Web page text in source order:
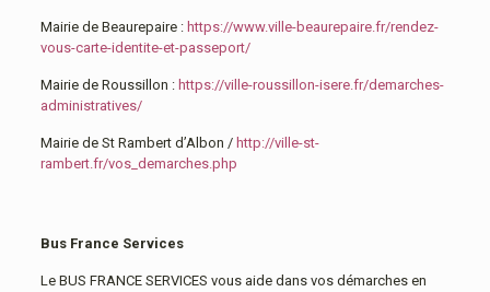
Mairie de Beaurepaire : https://www.ville-beaurepaire.fr/rendez-
vous-carte-identite-et-passeport/
Mairie de Roussillon : https://ville-roussillon-isere.fr/demarches-
administratives/
Mairie de St Rambert d’Albon / http://ville-st-
rambert.fr/vos_demarches.php
Bus France Services
Le BUS FRANCE SERVICES vous aide dans vos démarches en